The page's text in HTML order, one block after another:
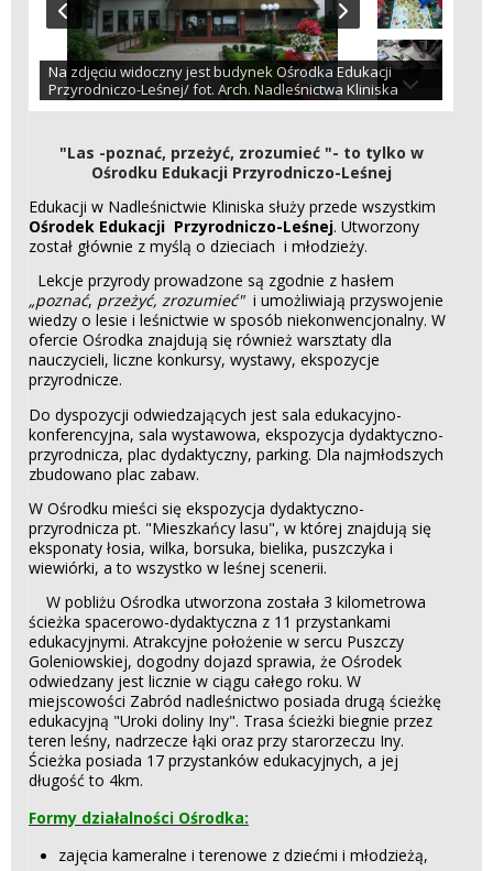
Na zdjęciu widoczny jest budynek Ośrodka Edukacji
Przyrodniczo-Leśnej/ fot. Arch. Nadleśnictwa Kliniska
"Las -poznać, przeżyć, zrozumieć "- to tylko w
Ośrodku Edukacji Przyrodniczo-Leśnej
Edukacji w Nadleśnictwie Kliniska służy przede wszystkim
Ośrodek Edukacji Przyrodniczo-Leśnej. Utworzony
został głównie z myślą o dzieciach i młodzieży.
Lekcje przyrody prowadzone są zgodnie z hasłem
„poznać, przeżyć, zrozumieć"i umożliwiają przyswojenie
wiedzy o lesie i leśnictwie w sposób niekonwencjonalny. W
ofercie Ośrodka znajdują się również warsztaty dla
nauczycieli, liczne konkursy, wystawy, ekspozycje
przyrodnicze.
Do dyspozycji odwiedzających jest sala edukacyjno-
konferencyjna, sala wystawowa, ekspozycja dydaktyczno-
przyrodnicza, plac dydaktyczny, parking. Dla najmłodszych
zbudowano plac zabaw.
W Ośrodku mieści się ekspozycja dydaktyczno-
przyrodnicza pt. "Mieszkańcy lasu", w której znajdują się
eksponaty łosia, wilka, borsuka, bielika, puszczyka i
wiewiórki, a to wszystko w leśnej scenerii.
W pobliżu Ośrodka utworzona została 3 kilometrowa
ścieżka spacerowo-dydaktyczna z 11 przystankami
edukacyjnymi. Atrakcyjne położenie w sercu Puszczy
Goleniowskiej, dogodny dojazd sprawia, że Ośrodek
odwiedzany jest licznie w ciągu całego roku. W
miejscowości Zabród nadleśnictwo posiada drugą ścieżkę
edukacyjną "Uroki doliny Iny". Trasa ścieżki biegnie przez
teren leśny, nadrzecze łąki oraz przy starorzeczu Iny.
Ścieżka posiada 17 przystanków edukacyjnych, a jej
długość to 4km.
Formy działalności Ośrodka:
zajęcia kameralne i terenowe z dziećmi i młodzieżą,